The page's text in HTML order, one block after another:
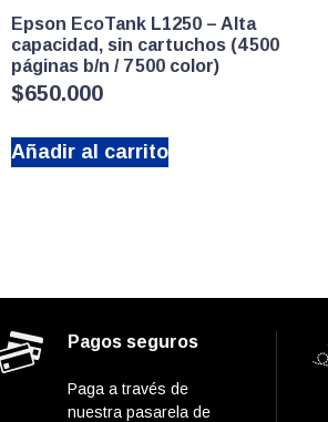
Epson EcoTank L1250 – Alta
capacidad, sin cartuchos (4 500
páginas b/n / 7 500 color)
$650.000
Añadir al carrito
Pagos seguros
Paga a través de
nuestra pasarela de